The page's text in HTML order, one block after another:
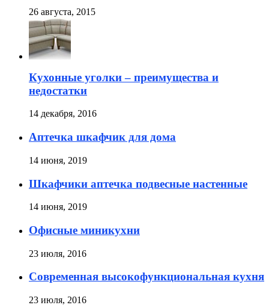
26 августа, 2015
Кухонные уголки – преимущества и
недостатки
14 декабря, 2016
Аптечка шкафчик для дома
14 июня, 2019
Шкафчики аптечка подвесные настенные
14 июня, 2019
Офисные миникухни
23 июля, 2016
Современная высокофункциональная кухня
23 июля, 2016